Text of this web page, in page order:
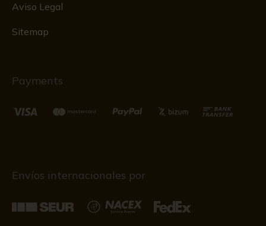
Aviso Legal
Sitemap
Payments
Envíos internacionales por